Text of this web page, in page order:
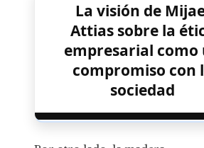
La visión de
Attias sobre la
empresarial como
compromiso con
sociedad